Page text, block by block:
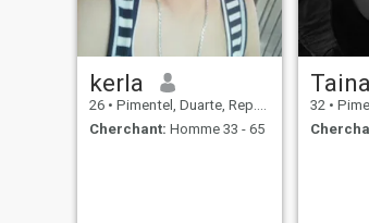
kerla
26 • Pimentel, Duarte, Rep.Dominicaine
Cherchant: Homme 33 - 65
Taina
32 •